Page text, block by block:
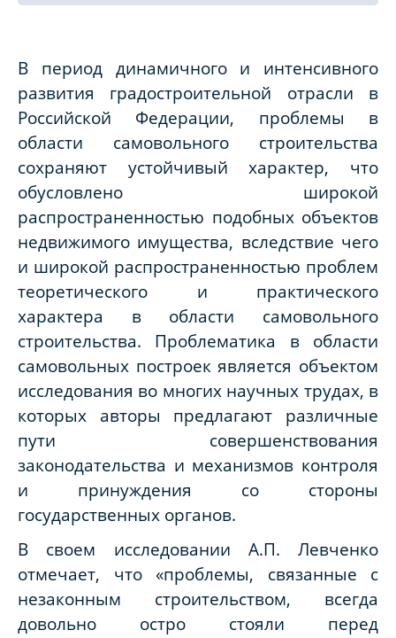
В период динамичного и интенсивного
развития градостроительной отрасли в
Российской Федерации, проблемы в
области самовольного строительства
сохраняют устойчивый характер, что
обусловлено широкой
распространенностью подобных объектов
недвижимого имущества, вследствие чего
и широкой распространенностью проблем
теоретического и практического
характера в области самовольного
строительства. Проблематика в области
самовольных построек является объектом
исследования во многих научных трудах, в
которых авторы предлагают различные
пути совершенствования
законодательства и механизмов контроля
и принуждения со стороны
государственных органов.
В своем исследовании А.П. Левченко
отмечает, что «проблемы, связанные с
незаконным строительством, всегда
довольно остро стояли перед